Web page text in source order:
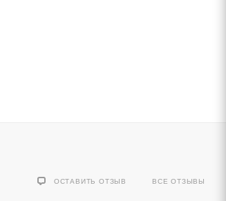
ВСЕ ОТЗЫВЫ
ОСТАВИТЬ ОТЗЫВ